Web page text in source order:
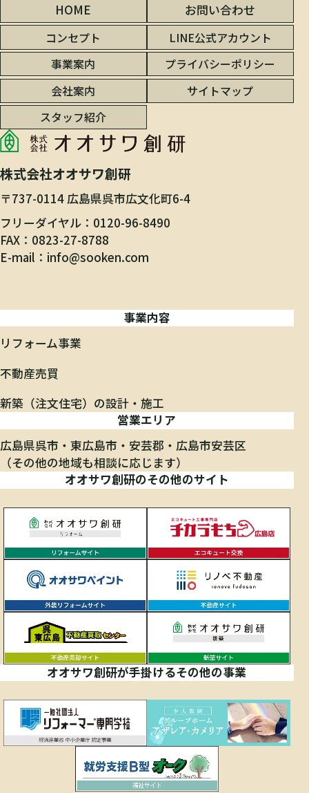
HOME
コンセプト
事業案内
会社案内
スタッフ紹介
お問い合わせ
LINE公式アカウント
プライバシーポリシー
サイトマップ
株式会社オオサワ創研
〒737-0114 広島県呉市広文化町6-4
フリーダイヤル
0120-96-8490
FAX
0823-27-8788
E-mail
info@sooken.com
事業内容
リフォーム事業
不動産売買
新築（注文住宅）の設計・施工
営業エリア
広島県呉市
東広島市 安芸郡
広島市安芸区
（その他の地域も相談に応じます）
オオサワ創研のその他のサイト
オオサワ創研が手掛けるその他の事業